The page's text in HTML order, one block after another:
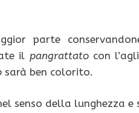
parte
il pangrattatocon
sarà ben colorito.
senso della lunghezza